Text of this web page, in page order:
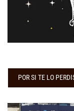
POR SI TE LO